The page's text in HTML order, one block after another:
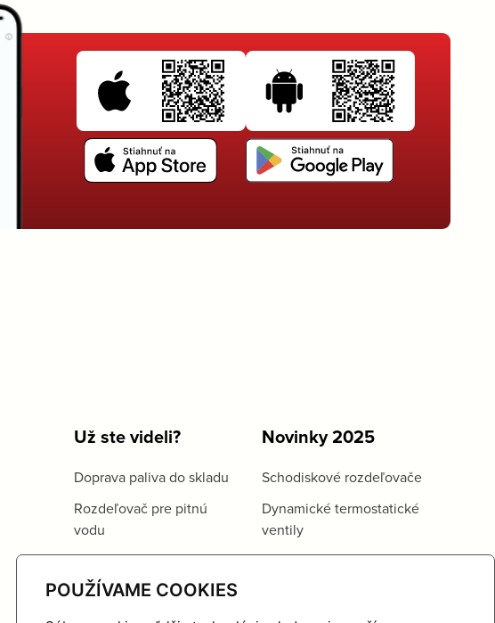
POUŽÍVAME COOKIES
Už ste videli?
Doprava paliva do skladu
Rozdeľovač pre pitnú
vodu
Novinky 2025
Schodiskové rozdeľovače
Dynamické termostatické
ventily